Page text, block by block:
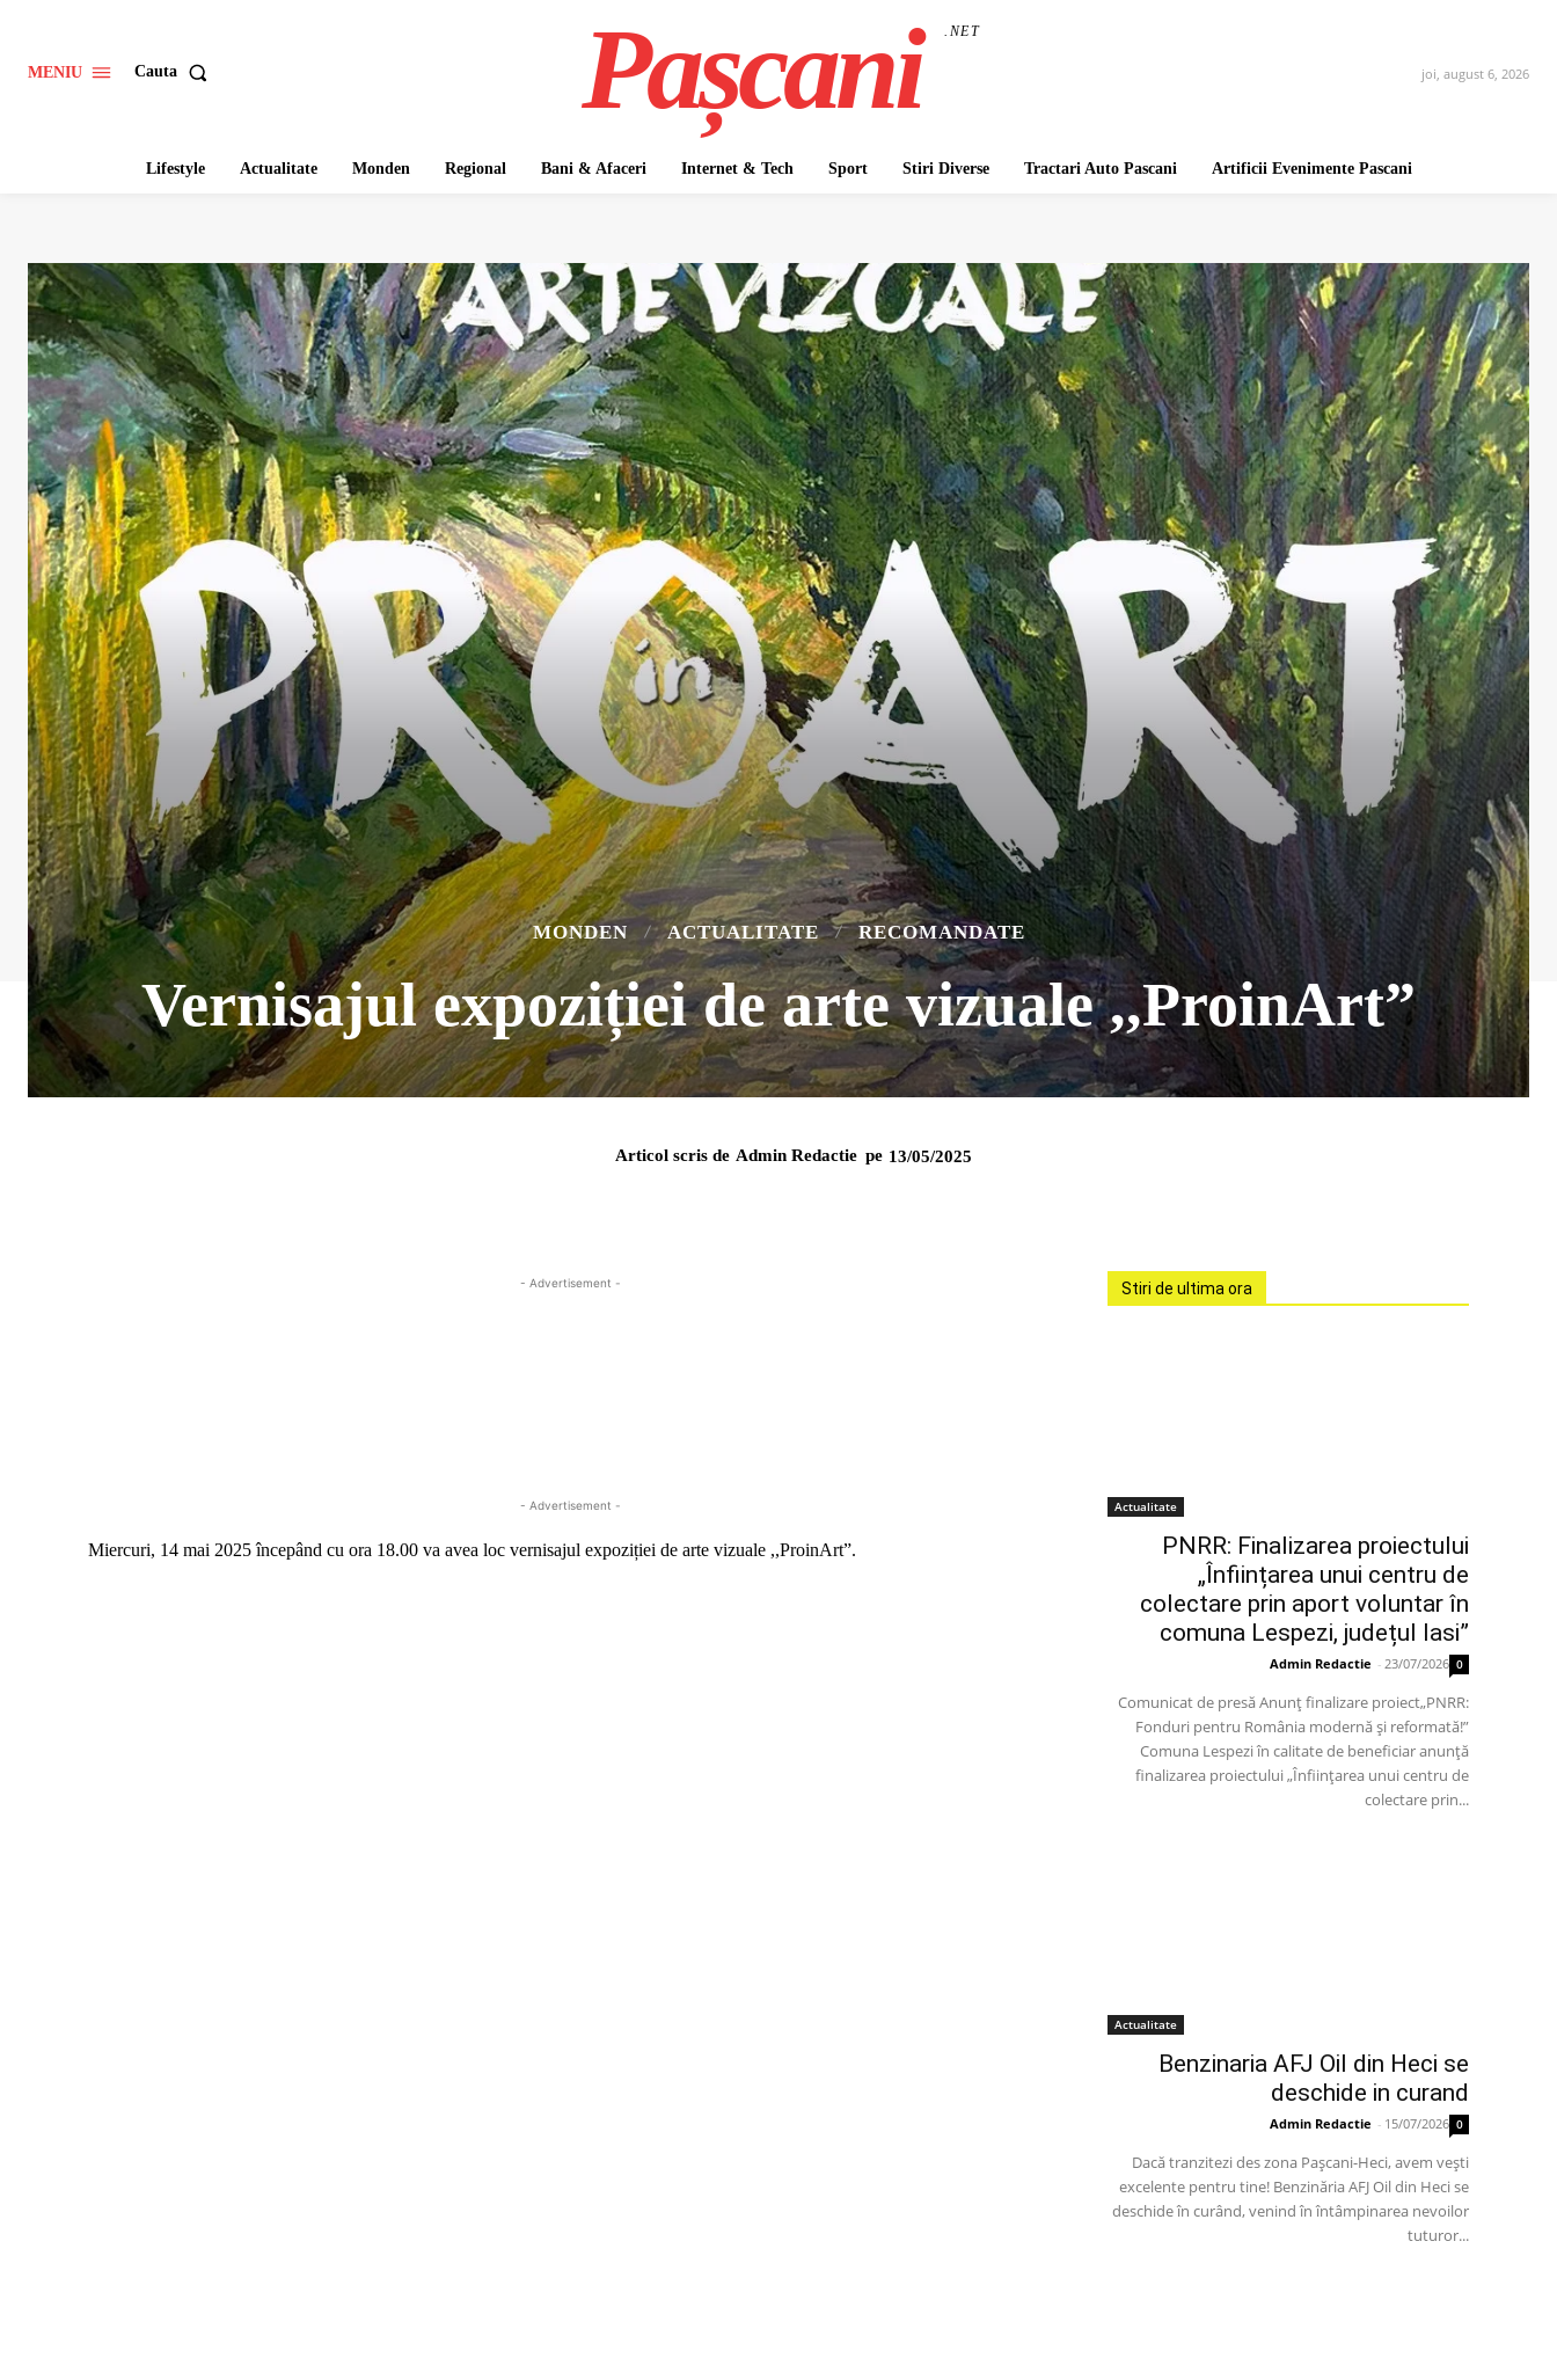
MENIU Cauta Pașcani .NET
joi, august 6, 2026
Lifestyle Actualitate Monden Regional Bani & Afaceri Internet & Tech Sport Stiri Diverse Tractari Auto Pascani Artificii Evenimente Pascani
MONDEN ACTUALITATE RECOMANDATE
Vernisajul expoziției de arte vizuale ,,ProinArt”
Articol scris de Admin Redactie pe 13/05/2025
- Advertisement -
- Advertisement -
Miercuri, 14 mai 2025 începând cu ora 18.00 va avea loc vernisajul expoziției de arte vizuale ,,ProinArt”.
Stiri de ultima ora
Actualitate
PNRR: Finalizarea proiectului
„Înființarea unui centru de
colectare prin aport voluntar în
comuna Lespezi, județul Iasi”
Admin Redactie - 23/07/2026 0
Comunicat de presă Anunț finalizare proiect„PNRR:
Fonduri pentru România modernă și reformată!”
Comuna Lespezi în calitate de beneficiar anunță
finalizarea proiectului „Înființarea unui centru de
colectare prin...
Actualitate
Benzinaria AFJ Oil din Heci se
deschide in curand
Admin Redactie - 15/07/2026 0
Dacă tranzitezi des zona Pașcani-Heci, avem vești
excelente pentru tine! Benzinăria AFJ Oil din Heci se
deschide în curând, venind în întâmpinarea nevoilor
tuturor...